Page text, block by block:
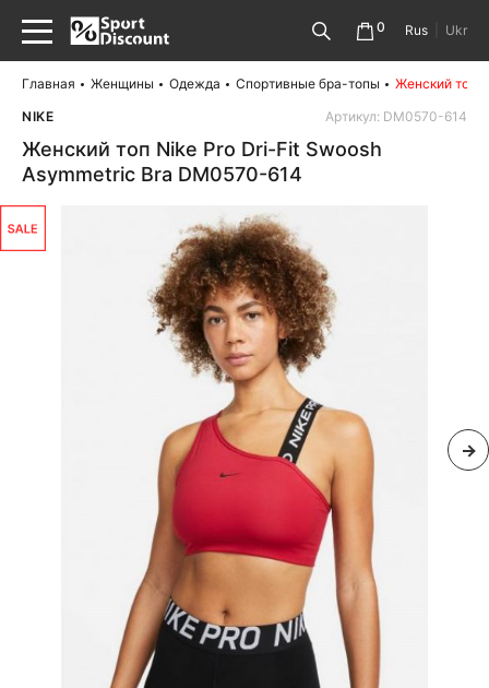
0 Rus Ukr
Главная Женщины Одежда Спортивные бра-топы
Женский топ
NIKE
Артикул: DM0570-614
Женский топ Nike Pro Dri-Fit Swoosh
Asymmetric Bra DM0570-614